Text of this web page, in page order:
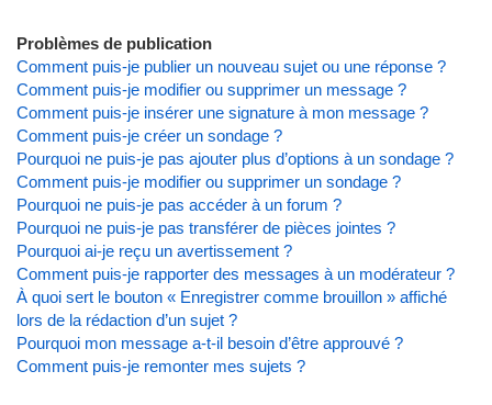
Problèmes de publication
Comment puis-je publier un nouveau sujet ou une réponse ?
Comment puis-je modifier ou supprimer un message ?
Comment puis-je insérer une signature à mon message ?
Comment puis-je créer un sondage ?
Pourquoi ne puis-je pas ajouter plus d’options à un sondage ?
Comment puis-je modifier ou supprimer un sondage ?
Pourquoi ne puis-je pas accéder à un forum ?
Pourquoi ne puis-je pas transférer de pièces jointes ?
Pourquoi ai-je reçu un avertissement ?
Comment puis-je rapporter des messages à un modérateur ?
À quoi sert le bouton « Enregistrer comme brouillon » affiché
lors de la rédaction d’un sujet ?
Pourquoi mon message a-t-il besoin d’être approuvé ?
Comment puis-je remonter mes sujets ?